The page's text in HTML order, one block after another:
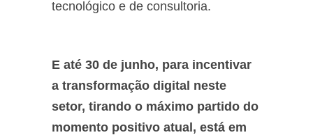
tecnológico e de consultoria.
E até 30 de junho, para incentivar
a transformação digital neste
setor, tirando o máximo partido do
momento positivo atual, está em